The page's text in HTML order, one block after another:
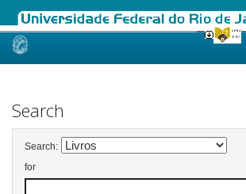
Skip
Search
Search:
for